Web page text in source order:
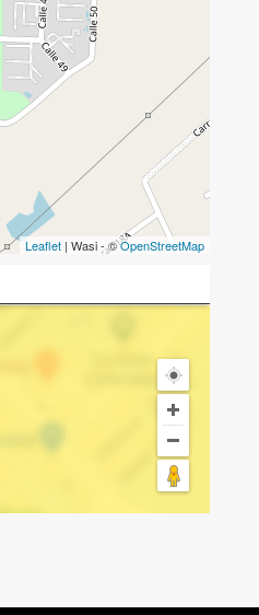
Leaflet | Wasi - ©OpenStreetMap